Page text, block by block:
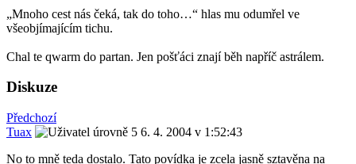
„Mnoho cest nás čeká, tak do toho…“ hlas mu odumřel ve
všeobjímajícím tichu.
Chal te qwarm do partan. Jen pošťáci znají běh napříč astrálem.
Diskuze
Předchozí
Tuax
6. 4. 2004 v 1:52:43
No to mně teda dostalo. Tato povídka je zcela jasně sztavěna na